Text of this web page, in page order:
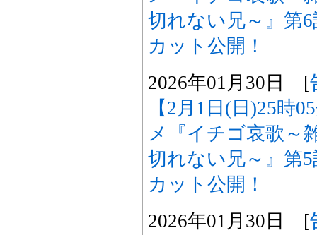
切れない兄～』第
カット公開！
2026年01月30日 [
【2月1日(日)25時
メ『イチゴ哀歌～
切れない兄～』第
カット公開！
2026年01月30日 [